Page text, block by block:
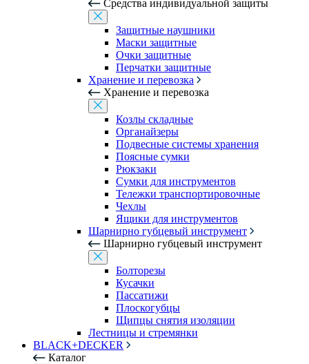
Средства индивидуальной защиты
Защитные наушники
Маски защитные
Очки защитные
Перчатки защитные
Хранение и перевозка
Хранение и перевозка
Козлы складные
Органайзеры
Подвесные системы хранения
Поясные сумки
Рюкзаки
Сумки для инструментов
Тележки транспортировочные
Чехлы
Ящики для инструментов
Шарнирно губцевый инструмент
Шарнирно губцевый инструмент
Болторезы
Кусачки
Пассатижи
Плоскогубцы
Щипцы снятия изоляции
Лестницы и стремянки
BLACK+DECKER
Каталог